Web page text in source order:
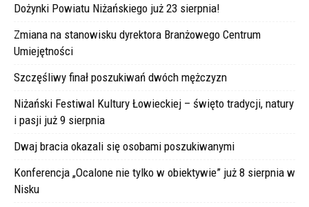
Dożynki Powiatu Niżańskiego już 23 sierpnia!
Zmiana na stanowisku dyrektora Branżowego Centrum
Umiejętności
Szczęśliwy finał poszukiwań dwóch mężczyzn
Niżański Festiwal Kultury Łowieckiej – święto tradycji, natury
i pasji już 9 sierpnia
Dwaj bracia okazali się osobami poszukiwanymi
Konferencja „Ocalone nie tylko w obiektywie” już 8 sierpnia w
Nisku